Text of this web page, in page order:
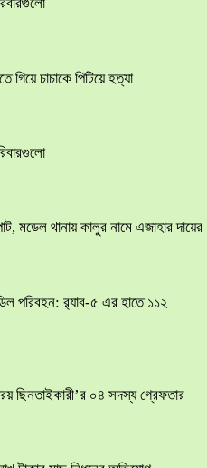
চাচাকে পিটিয়ে হত্যা
মডেল থানায় কালুর নামে এজাহার দায়ের
পরিবহন: র‍্যাব-৫ এর হাতে ১১২
ছিনতাইকারী’র ০৪ সদস্য গ্রেফতার